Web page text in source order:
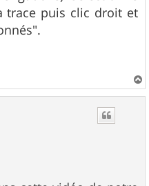
trace puis clic droit et
a